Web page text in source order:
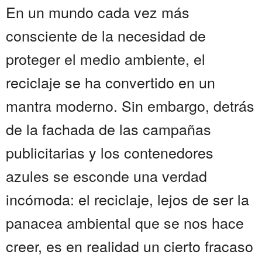
En un mundo cada vez más
consciente de la necesidad de
proteger el medio ambiente, el
reciclaje se ha convertido en un
mantra moderno. Sin embargo, detrás
de la fachada de las campañas
publicitarias y los contenedores
azules se esconde una verdad
incómoda: el reciclaje, lejos de ser la
panacea ambiental que se nos hace
creer, es en realidad un cierto fracaso